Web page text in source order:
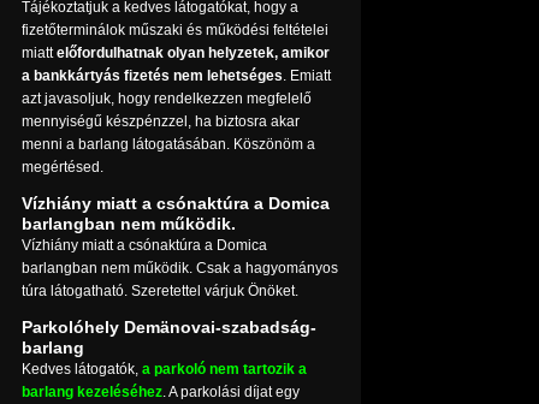
Tájékoztatjuk a kedves látogatókat, hogy a
fizetőterminálok műszaki és működési feltételei
miattelőfordulhatnak olyan helyzetek, amikor
a bankkártyás fizetés nem lehetséges. Emiatt
azt javasoljuk, hogy rendelkezzen megfelelő
mennyiségű készpénzzel, ha biztosra akar
menni a barlang látogatásában. Köszönöm a
megértésed.
Vízhiány miatt a csónaktúra a Domica
barlangban nem működik.
Vízhiány miatt a csónaktúra a Domica
barlangban nem működik. Csak a hagyományos
túra látogatható. Szeretettel várjuk Önöket.
Parkolóhely Demänovai-szabadság-
barlang
Kedves látogatók, a parkoló nem tartozik a
barlang kezeléséhez. A parkolási díjat egy